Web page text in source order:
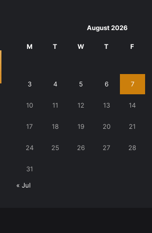
August 2026
M T W T F
3 4 5 6 7
10 11 12 13 14
17 18 19 20 21
24 25 26 27 28
31
« Jul